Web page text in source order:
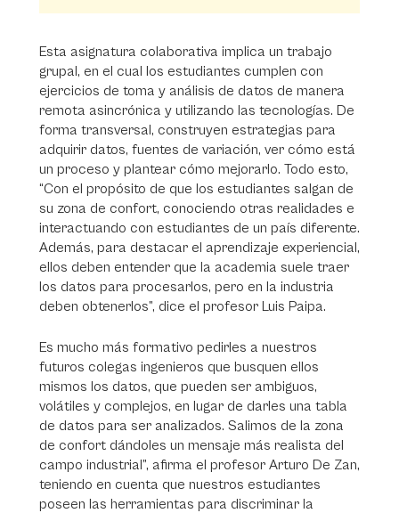
Esta asignatura colaborativa implica un trabajo
grupal, en el cual los estudiantes cumplen con
ejercicios de toma y análisis de datos de manera
remota asincrónica y utilizando las tecnologías. De
forma transversal, construyen estrategias para
adquirir datos, fuentes de variación, ver cómo está
un proceso y plantear cómo mejorarlo. Todo esto,
“Con el propósito de que los estudiantes salgan de
su zona de confort, conociendo otras realidades e
interactuando con estudiantes de un país diferente.
Además, para destacar el aprendizaje experiencial,
ellos deben entender que la academia suele traer
los datos para procesarlos, pero en la industria
deben obtenerlos”, dice el profesor Luis Paipa.
Es mucho más formativo pedirles a nuestros
futuros colegas ingenieros que busquen ellos
mismos los datos, que pueden ser ambiguos,
volátiles y complejos, en lugar de darles una tabla
de datos para ser analizados. Salimos de la zona
de confort dándoles un mensaje más realista del
campo industrial”, afirma el profesor Arturo De Zan,
teniendo en cuenta que nuestros estudiantes
poseen las herramientas para discriminar la